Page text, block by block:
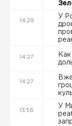
14:29
У
14:27
14:27
13:56
У